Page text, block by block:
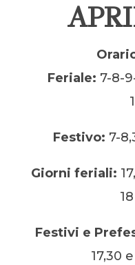
Feriale: 7-8-
Festivo: 7-
Giorni feriali:
Festivi e
17,30